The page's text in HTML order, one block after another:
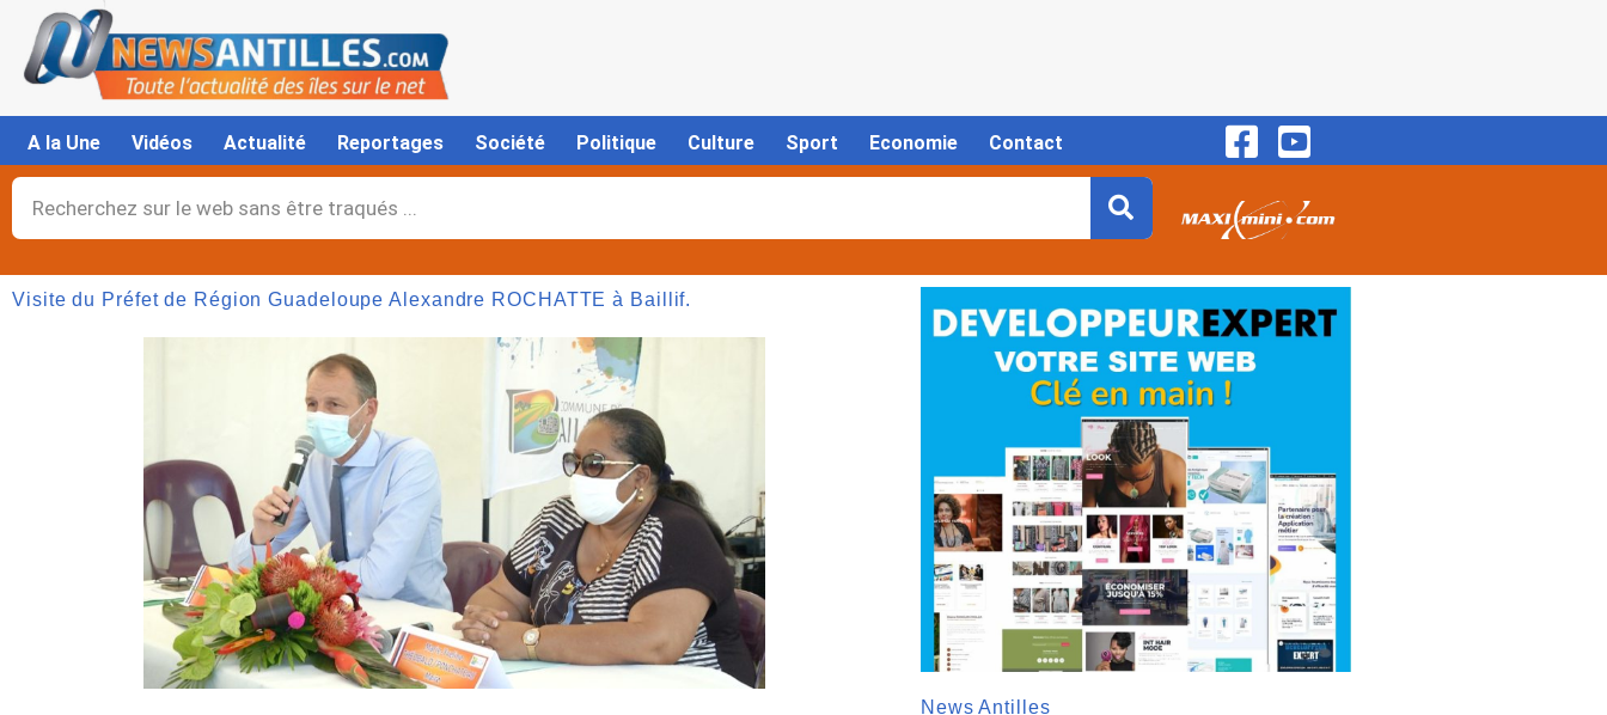
contenu
A la Une Vidéos Actualité Reportages Société Politique Culture Sport Economie Contact
Rechercher
Visite du Préfet de Région Guadeloupe Alexandre ROCHATTE à Baillif.
News Antilles